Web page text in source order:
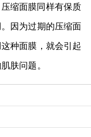
缩面膜同样有保质
因为过期的压缩面
种面膜，就会引起
肤问题。